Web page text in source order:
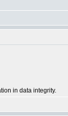
in data integrity.